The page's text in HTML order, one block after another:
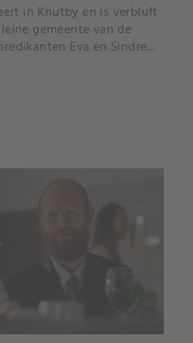
in Knutby en is verbluft
gemeente van de
Eva en Sindre
zelf in handen te